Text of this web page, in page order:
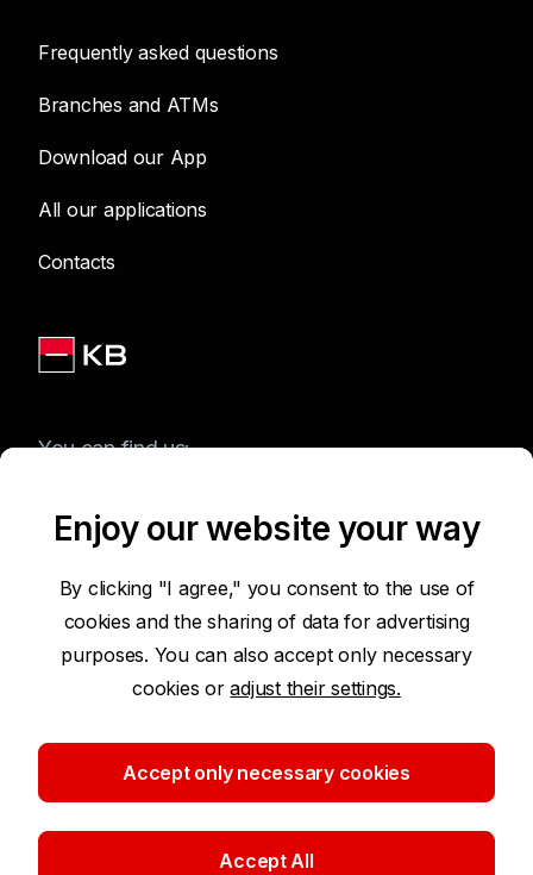
Frequently asked questions
Branches and ATMs
Download our App
All our applications
Contacts
You can find us:
Terms of Use of the Website
Protection of Personal Data
Security
Enjoy our website your way
By clicking "I agree," you consent to the use of
cookies and the sharing of data for advertising
purposes. You can also accept only necessary
cookies oradjust their settings.
Accept only necessary cookies
Accept All